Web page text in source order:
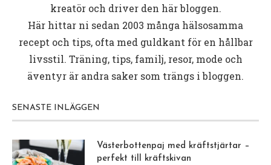
Jag kör några varv med stavmixern också för att
försäkra mig att det inte finns några klumpar i.
OBS! Till detta receptet blir det bäst med en
liten/mellanstor stekpanna eller att man gör
mindre pannkakor, smeten håller ihop dåligt med
en stor.
Stek på svag till medelstark värme och låt varje